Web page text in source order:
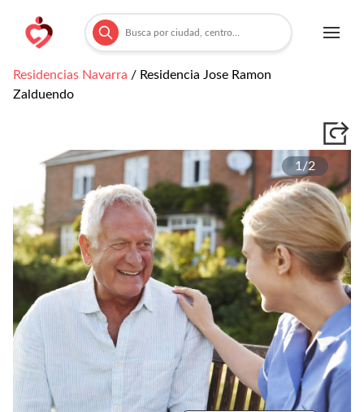
Residencias Navarra / Residencia Jose Ramon
Zalduendo
1/2